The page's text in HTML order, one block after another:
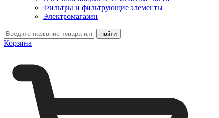
Фильтры и фильтрующие элементы
Электромагазин
Корзина